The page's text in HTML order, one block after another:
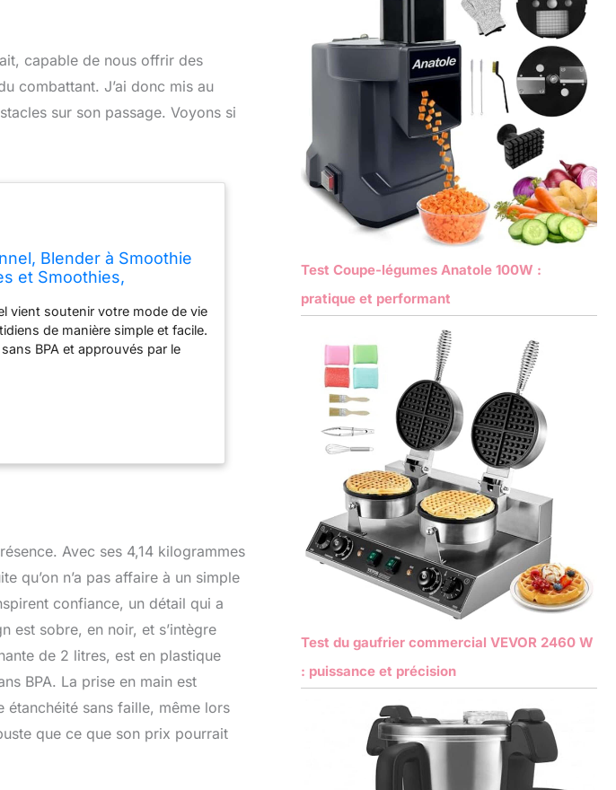
capable de nous offrir des
combattant. J’ai donc mis au
sur son passage. Voyons si
Blender à Smoothie
et Smoothies,
vient soutenir votre mode de vie
de manière simple et facile.
BPA et approuvés par le
vitesse peut facilement
le grand glaçon en une
de vitesse variable et
pour obtenir une variété
moment pendant le
blender cessera de
nettoyant en Tritan de de
pour toute la famille voire un
et d'eau tiède, ce mixeur
: B0BTRW52RR ✅Garantie
ou s'il y a un problème avec
un remplacement ou un
Avec ses 4,14 kilogrammes
qu’on n’a pas affaire à un simple
confiance, un détail qui a
est sobre, en noir, et s’intègre
de 2 litres, est en plastique
BPA. La prise en main est
étanchéité sans faille, même lors
que ce que son prix pourrait
Test Coupe-légumes Anatole 100W :
pratique et performant
Test du gaufrier commercial VEVOR 2460 W
: puissance et précision